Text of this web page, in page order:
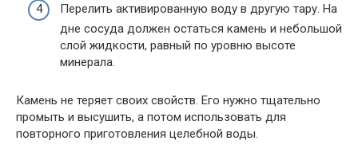
Перелить активированную воду в другую тару. На
дне сосуда должен остаться камень и небольшой
слой жидкости, равный по уровню высоте
минерала.
Камень не теряет своих свойств. Его нужно тщательно
промыть и высушить, а потом использовать для
повторного приготовления целебной воды.